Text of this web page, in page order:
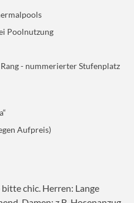
Zwänge und
am Bus zur Rückfahrt
Poolnutzung
- nummerierter Stufenplatz
Aufpreis)
chic. Herren: Lange